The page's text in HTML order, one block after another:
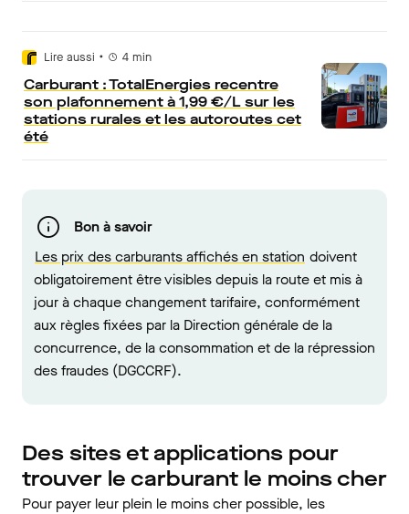
Lire aussi • 4 min
Carburant : TotalEnergies recentre
son plafonnement à 1,99 €/L sur les
stations rurales et les autoroutes cet
été
Bon à savoir
Les prix des carburants affichés en station doivent
obligatoirement être visibles depuis la route et mis à
jour à chaque changement tarifaire, conformément
aux règles fixées par la Direction générale de la
concurrence, de la consommation et de la répression
des fraudes (DGCCRF).
Des sites et applications pour
trouver le carburant le moins cher
Pour payer leur plein le moins cher possible, les